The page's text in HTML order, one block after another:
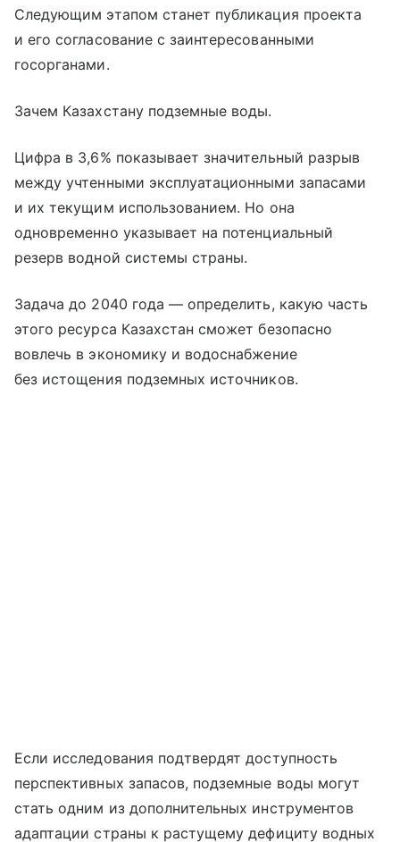
Следующим этапом станет публикация проекта
и его согласование с заинтересованными
госорганами.
Зачем Казахстану подземные воды.
Цифра в 3,6% показывает значительный разрыв
между учтенными эксплуатационными запасами
и их текущим использованием. Но она
одновременно указывает на потенциальный
резерв водной системы страны.
Задача до 2040 года — определить, какую часть
этого ресурса Казахстан сможет безопасно
вовлечь в экономику и водоснабжение
без истощения подземных источников.
Если исследования подтвердят доступность
перспективных запасов, подземные воды могут
стать одним из дополнительных инструментов
адаптации страны к растущему дефициту водных